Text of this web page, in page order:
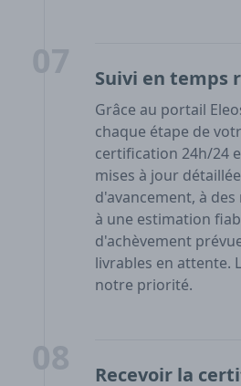
Suivi en temps
Grâce au portail
chaque étape de
certification 24h/24
mises à jour
d'avancement, à
à une estimation
d'achèvement
livrables en attente.
notre priorité.
Recevoir la